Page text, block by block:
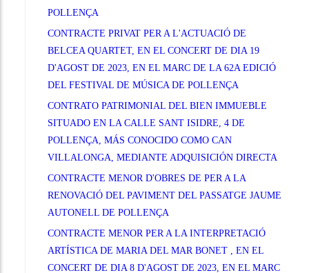
POLLENÇA
CONTRACTE PRIVAT PER A L'ACTUACIÓ DE
BELCEA QUARTET, EN EL CONCERT DE DIA 19
D'AGOST DE 2023, EN EL MARC DE LA 62A EDICIÓ
DEL FESTIVAL DE MÚSICA DE POLLENÇA
CONTRATO PATRIMONIAL DEL BIEN IMMUEBLE
SITUADO EN LA CALLE SANT ISIDRE, 4 DE
POLLENÇA, MÁS CONOCIDO COMO CAN
VILLALONGA, MEDIANTE ADQUISICIÓN DIRECTA
CONTRACTE MENOR D'OBRES DE PER A LA
RENOVACIÓ DEL PAVIMENT DEL PASSATGE JAUME
AUTONELL DE POLLENÇA
CONTRACTE MENOR PER A LA INTERPRETACIÓ
ARTÍSTICA DE MARIA DEL MAR BONET , EN EL
CONCERT DE DIA 8 D'AGOST DE 2023, EN EL MARC